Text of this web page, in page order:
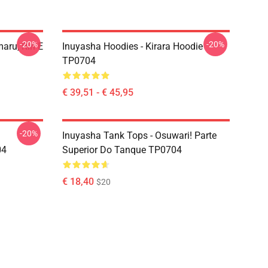
Rin E
-20%
Inuyasha Hoodies - Kirara Hoodie
TP0704
€ 39,51 - € 45,95
-20%
-20%
Inuyasha Tank Tops - Osuwari! Parte
Superior Do Tanque TP0704
€ 18,40 $20